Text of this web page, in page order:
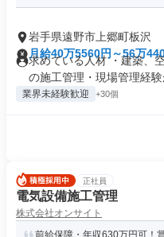
岩手県遠野市上郷町板沢
月給40万5560円～56万
求めている人材 ・建築、
の施工管理・現場管理経験
業界未経験歓迎 +30個
正社員
電気設備施工管理
株式会社オンサイト
前給保障・年収630万円可！